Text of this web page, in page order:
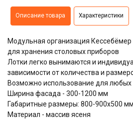
Описание товара Характеристики
Модульная организация
для хранения столовых приборов
Лотки легко вынимаются и
зависимости от количества и
Возможно использование для
Ширина фасада - 300-1200 мм
Габаритные размеры: 800-900х500 мм
Материал - массив ясеня